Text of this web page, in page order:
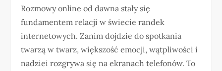
Rozmowy online od dawna stały się
fundamentem relacji w świecie randek
internetowych. Zanim dojdzie do spotkania
twarzą w twarz, większość emocji, wątpliwości i
nadziei rozgrywa się na ekranach telefonów. To